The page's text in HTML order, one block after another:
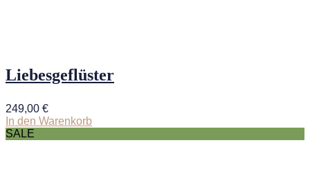
Liebesgeflüster
249,00 €
In den Warenkorb
SALE